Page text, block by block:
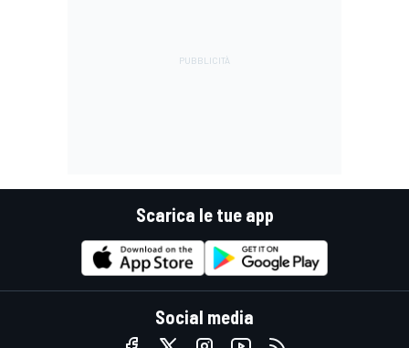
Scarica le tue app
Social media